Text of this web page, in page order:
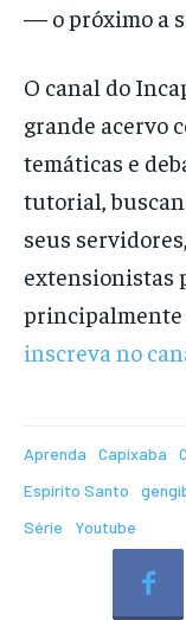
— o próximo a
O canal do
grande acervo
temáticas e
tutorial,
seus
extensionistas
inscreva no
Aprenda Capixaba
Espírito Santo
Série
Youtube